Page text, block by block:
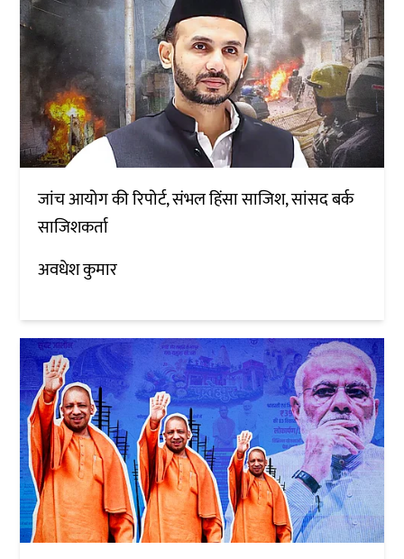
जांच आयोग की रिपोर्ट, संभल हिंसा साजिश, सांसद बर्क
साजिशकर्ता
अवधेश कुमार